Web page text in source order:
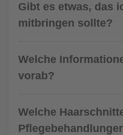
Gibt es etwas, das
mitbringen sollte?
Welche
vorab?
Welche